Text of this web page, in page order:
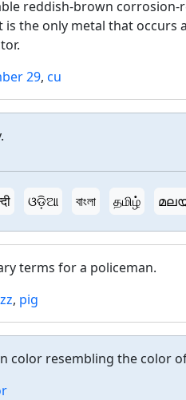
reddish-brown
the only metal that occurs
29, cu
ଓଡ଼ିଆ বাংলা தமிழ்
terms for a policeman.
, pig
color resembling the color